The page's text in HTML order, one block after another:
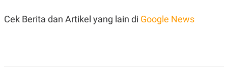
Cek Berita dan Artikel yang lain di Google News